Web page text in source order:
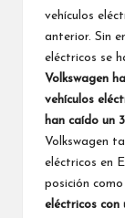
vehículos
anterior. Sin
eléctricos se
Volkswagen
vehículos
han caído un
Volkswagen
eléctricos en
posición como
eléctricos con